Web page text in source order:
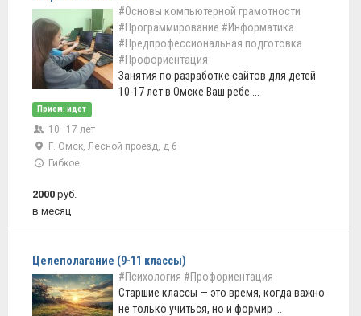
#Основы компьютерной грамотности
#Программирование #Информатика
#Предпрофессиональная подготовка
#Профориентация
Занятия по разработке сайтов для детей
10-17 лет в Омске Ваш ребе ...
Прием: идет
10–17 лет
Г. Омск, Лесной проезд, д 6
Гибкое
2000 руб.
в месяц
Целеполагание (9-11 классы)
#Психология #Профориентация
Старшие классы — это время, когда важно
не только учиться, но и формир ...